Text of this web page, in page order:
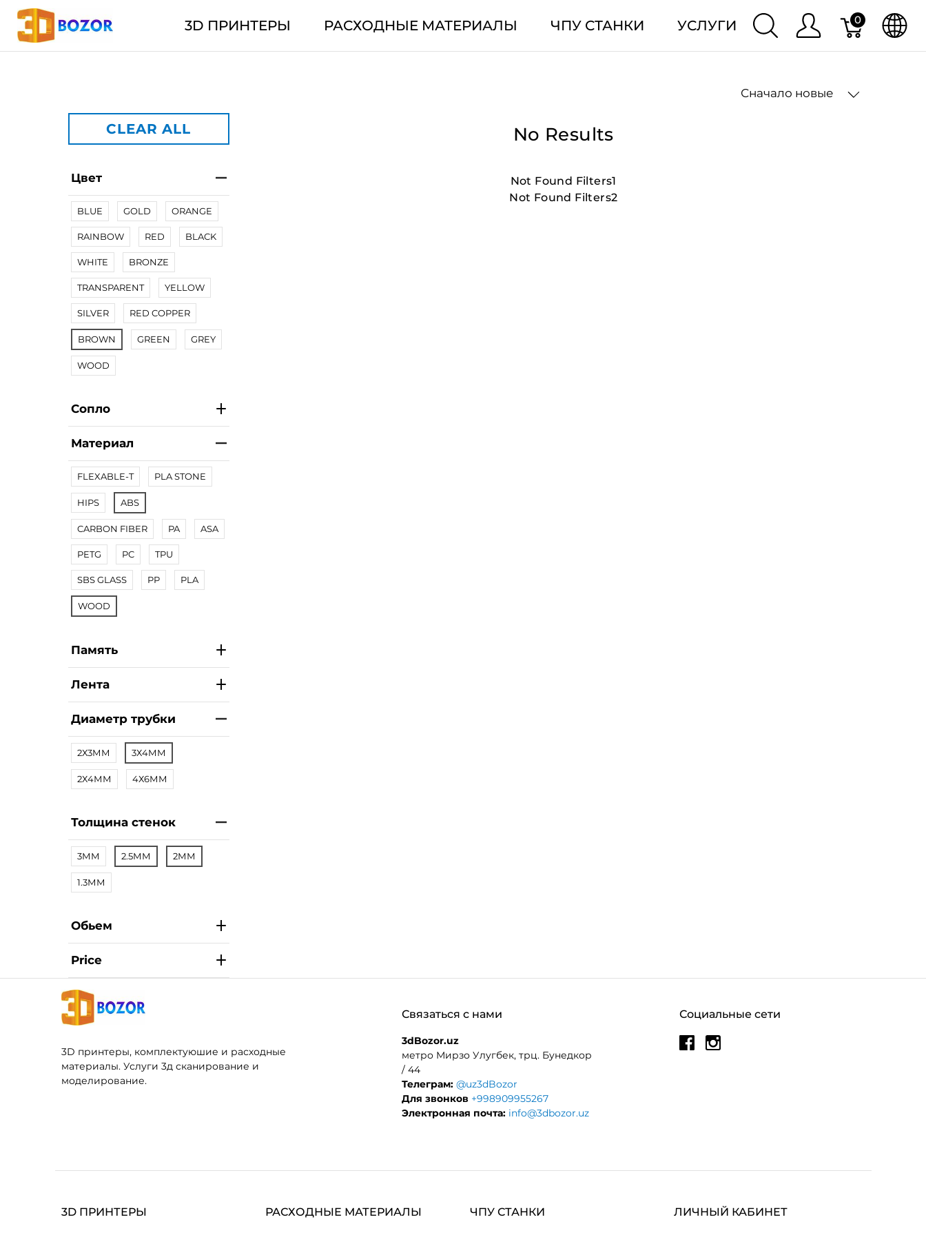
3D ПРИНТЕРЫ РАСХОДНЫЕ МАТЕРИАЛЫ ЧПУ СТАНКИ УСЛУГИ 0
Сначало новые
CLEAR ALL
Цвет
BLUE GOLD ORANGE
RAINBOW RED BLACK
WHITE BRONZE
TRANSPARENT YELLOW
SILVER RED COPPER
BROWN GREEN GREY
WOOD
Сопло
Материал
FLEXABLE-T PLA STONE
HIPS ABS
CARBON FIBER PA ASA
PETG PC TPU
SBS GLASS PP PLA
WOOD
Память
Лента
Диаметр трубки
2Х3ММ 3Х4ММ
2Х4ММ 4Х6ММ
Толщина стенок
3ММ 2.5ММ 2ММ
1.3ММ
Обьем
Price
No Results
Not Found Filters1
Not Found Filters2
3D принтеры, комплектуюшие и расходные
материалы. Услуги 3д сканирование и
моделирование.
Социальные сети
Связаться с нами
3dBozor.uz
метро Мирзо Улугбек, трц. Бунедкор
/ 44
Телеграм: @uz3dBozor
Для звонков +998909955267
Электронная почта: info@3dbozor.uz
3D ПРИНТЕРЫ РАСХОДНЫЕ МАТЕРИАЛЫ ЧПУ СТАНКИ ЛИЧНЫЙ КАБИНЕТ